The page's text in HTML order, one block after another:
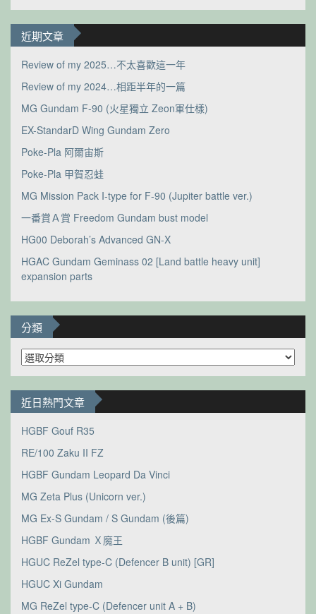
近期文章
Review of my 2025…不太喜歡這一年
Review of my 2024…相距半年的一篇
MG Gundam F-90 (火星獨立 Zeon軍仕樣)
EX-StandarD Wing Gundam Zero
Poke-Pla 阿爾宙斯
Poke-Pla 甲賀忍蛙
MG Mission Pack I-type for F-90 (Jupiter battle ver.)
一番賞Ａ賞 Freedom Gundam bust model
HG00 Deborah’s Advanced GN-X
HGAC Gundam Geminass 02 [Land battle heavy unit]
expansion parts
分類
分
類
近日熱門文章
HGBF Gouf R35
RE/100 Zaku II FZ
HGBF Gundam Leopard Da Vinci
MG Zeta Plus (Unicorn ver.)
MG Ex-S Gundam / S Gundam (後篇)
HGBF Gundam Ｘ魔王
HGUC ReZel type-C (Defencer B unit) [GR]
HGUC Xi Gundam
MG ReZel type-C (Defencer unit A + B)